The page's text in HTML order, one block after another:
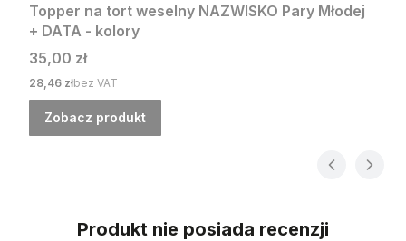
Topper na tort weselny NAZWISKO Pary Młodej
+ DATA - kolory
Cena
35,00 zł
Cena
28,46 złbez VAT
Zobacz produkt
Produkt nie posiada recenzji